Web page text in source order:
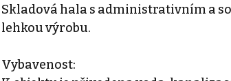
Skladová hala s administrativním a
lehkou výrobu.
Vybavenost: